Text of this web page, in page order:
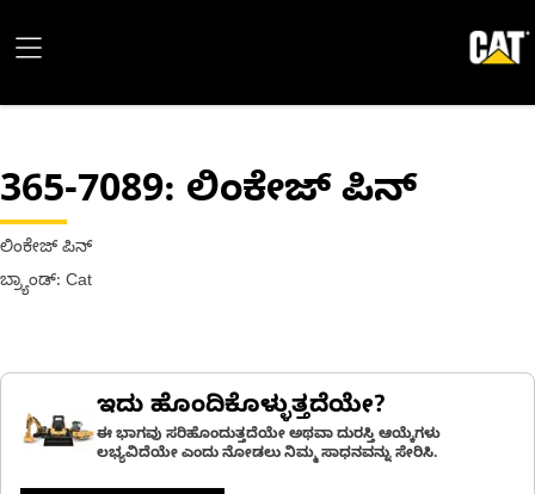
365-7089: ಲಿಂಕೇಜ್ ಪಿನ್
ಲಿಂಕೇಜ್ ಪಿನ್
ಬ್ರ್ಯಾಂಡ್: Cat
ಇದು ಹೊಂದಿಕೊಳ್ಳುತ್ತದೆಯೇ?
ಈ ಭಾಗವು ಸರಿಹೊಂದುತ್ತದೆಯೇ ಅಥವಾ ದುರಸ್ತಿ ಆಯ್ಕೆಗಳು
ಲಭ್ಯವಿದೆಯೇ ಎಂದು ನೋಡಲು ನಿಮ್ಮ ಸಾಧನವನ್ನು ಸೇರಿಸಿ.